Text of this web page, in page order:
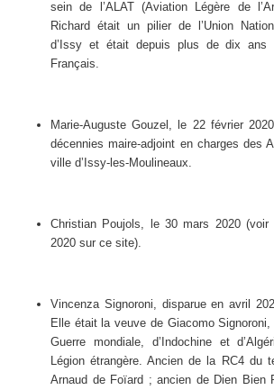
sein de l’ALAT (Aviation Légère de
Richard était un pilier de l’Union
d’Issy et était depuis plus de dix ans
Français.
Marie-Auguste Gouzel, le 22 février
décennies maire-adjoint en charges des
ville d’Issy-les-Moulineaux.
Christian Poujols, le 30 mars 2020 (voir
2020 sur ce site).
Vincenza Signoroni, disparue en avril
Elle était la veuve de Giacomo
Guerre mondiale, d’Indochine et
Légion étrangère. Ancien de la RC4 du
Arnaud de Foïard ; ancien de Dien Bien